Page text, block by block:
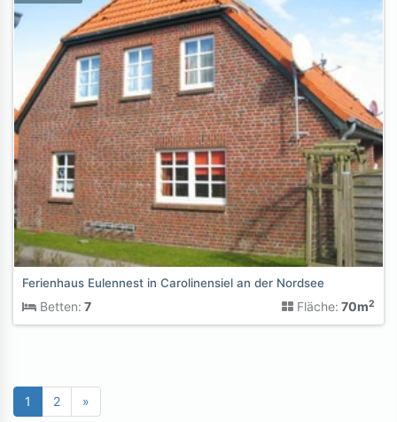
Ferienhaus Eulennest in Carolinensiel an der Nordsee
Betten: 7 Fläche: 70m2
1 2 »